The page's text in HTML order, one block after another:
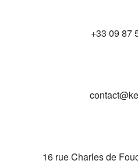
+33 09 87
16 rue Charles de